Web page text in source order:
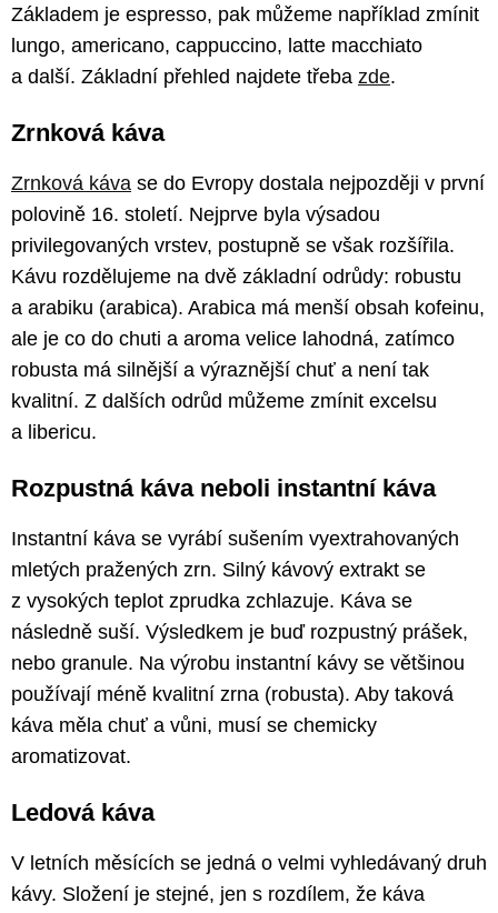
Základem je espresso, pak můžeme například zmínit
lungo, americano, cappuccino, latte macchiato
a další. Základní přehled najdete třeba zde.
Zrnková káva
Zrnková káva se do Evropy dostala nejpozději v první
polovině 16. století. Nejprve byla výsadou
privilegovaných vrstev, postupně se však rozšířila.
Kávu rozdělujeme na dvě základní odrůdy: robustu
a arabiku (arabica). Arabica má menší obsah kofeinu,
ale je co do chuti a aroma velice lahodná, zatímco
robusta má silnější a výraznější chuť a není tak
kvalitní. Z dalších odrůd můžeme zmínit excelsu
a libericu.
Rozpustná káva neboli instantní káva
Instantní káva se vyrábí sušením vyextrahovaných
mletých pražených zrn. Silný kávový extrakt se
z vysokých teplot zprudka zchlazuje. Káva se
následně suší. Výsledkem je buď rozpustný prášek,
nebo granule. Na výrobu instantní kávy se většinou
používají méně kvalitní zrna (robusta). Aby taková
káva měla chuť a vůni, musí se chemicky
aromatizovat.
Ledová káva
V letních měsících se jedná o velmi vyhledávaný druh
kávy. Složení je stejné, jen s rozdílem, že káva